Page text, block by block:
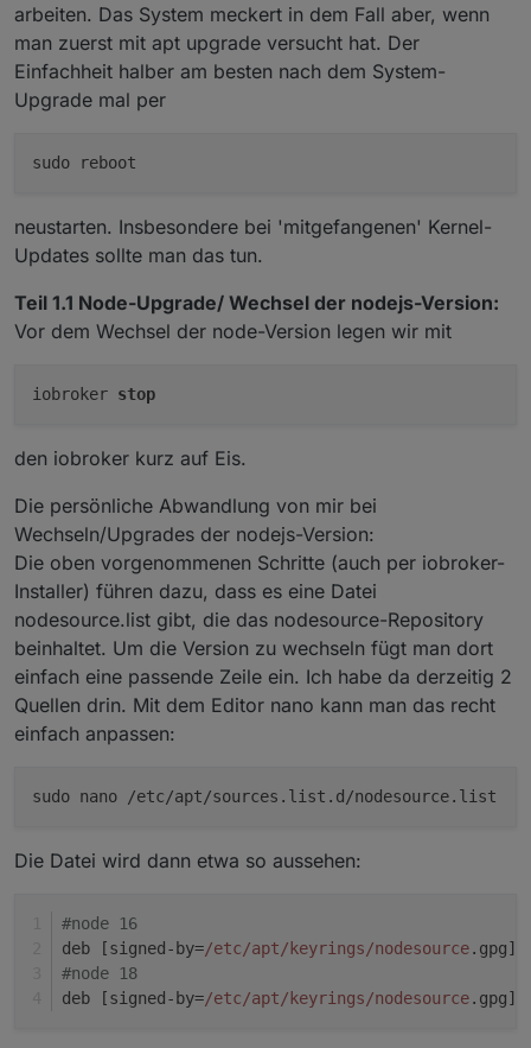
arbeiten. Das System meckert in dem Fall aber, wenn
man zuerst mit apt upgrade versucht hat. Der
Einfachheit halber am besten nach dem System-
Upgrade mal per
neustarten. Insbesondere bei 'mitgefangenen' Kernel-
Updates sollte man das tun.
Teil 1.1 Node-Upgrade/ Wechsel der nodejs-Version:
Vor dem Wechsel der node-Version legen wir mit
iobroker stop
den iobroker kurz auf Eis.
Die persönliche Abwandlung von mir bei
Wechseln/Upgrades der nodejs-Version:
Die oben vorgenommenen Schritte (auch per iobroker-
Installer) führen dazu, dass es eine Datei
nodesource.list gibt, die das nodesource-Repository
beinhaltet. Um die Version zu wechseln fügt man dort
einfach eine passende Zeile ein. Ich habe da derzeitig 2
Quellen drin. Mit dem Editor nano kann man das recht
einfach anpassen:
sudo nano /etc/apt/sources.list.d/nodesource.list
Die Datei wird dann etwa so aussehen:
#node 16
deb [signed-by=/etc/apt/keyrings/nodesource.gpg]
#node 18
deb [signed-by=/etc/apt/keyrings/nodesource.gpg]